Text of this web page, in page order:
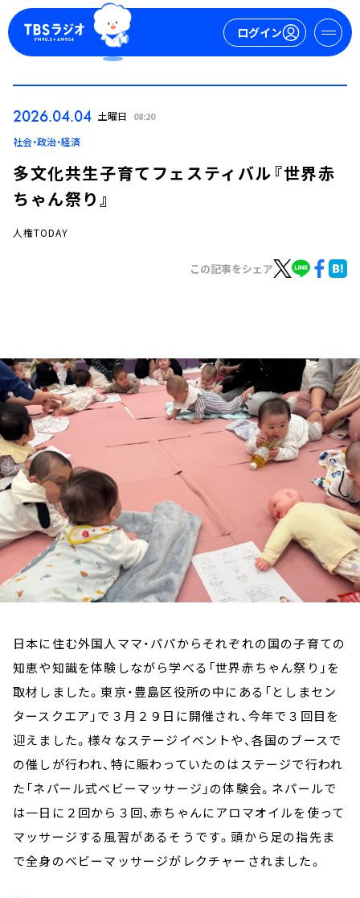
ログイン
お知らせ
イベント・グッズ
YouTube
会社情報
2026.04.04 土曜日 08:20
社会・政治・経済
多文化共生子育てフェスティバル『世界赤
ちゃん祭り』
人権TODAY
この記事をシェア
日本に住む外国人ママ・パパからそれぞれの国の子育ての
知恵や知識を体験しながら学べる「世界赤ちゃん祭り」を
取材しました。東京・豊島区役所の中にある「としまセン
タースクエア」で３月２９日に開催され、今年で３回目を
迎えました。様々なステージイベントや、各国のブースで
の催しが行われ、特に賑わっていたのはステージで行われ
た「ネパール式ベビーマッサージ」の体験会。ネパールで
は一日に２回から３回、赤ちゃんにアロマオイルを使って
マッサージする風習があるそうです。頭から足の指先ま
で全身のベビーマッサージがレクチャーされました。